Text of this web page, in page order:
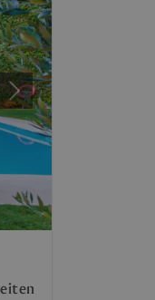
Weiter